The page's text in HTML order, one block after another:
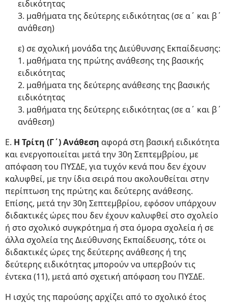
ειδικότητας
3. μαθήματα της δεύτερης ειδικότητας (σε α΄ και β΄
ανάθεση)
ε) σε σχολική μονάδα της Διεύθυνσης Εκπαίδευσης:
1. μαθήματα της πρώτης ανάθεσης της βασικής
ειδικότητας
2. μαθήματα της δεύτερης ανάθεσης της βασικής
ειδικότητας
3. μαθήματα της δεύτερης ειδικότητας (σε α΄ και β΄
ανάθεση)
Ε. Η Τρίτη (Γ΄) Ανάθεση αφορά στη βασική ειδικότητα
και ενεργοποιείται μετά την 30η Σεπτεμβρίου, με
απόφαση του ΠΥΣΔΕ, για τυχόν κενά που δεν έχουν
καλυφθεί, με την ίδια σειρά που ακολουθείται στην
περίπτωση της πρώτης και δεύτερης ανάθεσης.
Επίσης, μετά την 30η Σεπτεμβρίου, εφόσον υπάρχουν
διδακτικές ώρες που δεν έχουν καλυφθεί στο σχολείο
ή στο σχολικό συγκρότημα ή στα όμορα σχολεία ή σε
άλλα σχολεία της Διεύθυνσης Εκπαίδευσης, τότε οι
διδακτικές ώρες της δεύτερης ανάθεσης ή της
δεύτερης ειδικότητας μπορούν να υπερβούν τις
έντεκα (11), μετά από σχετική απόφαση του ΠΥΣΔΕ.
Η ισχύς της παρούσης αρχίζει από το σχολικό έτος